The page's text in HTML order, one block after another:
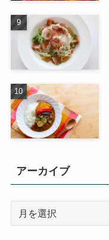
アーカイブ